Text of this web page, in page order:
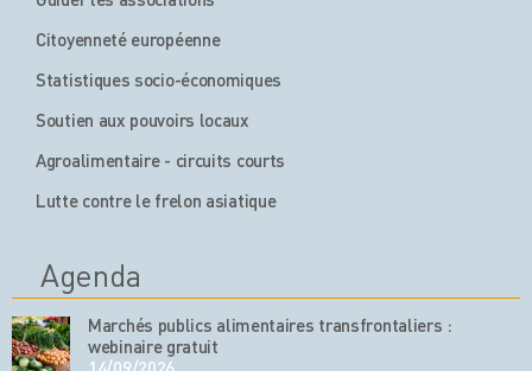
Citoyenneté européenne
Statistiques socio-économiques
Soutien aux pouvoirs locaux
Agroalimentaire - circuits courts
Lutte contre le frelon asiatique
Agenda
Marchés publics alimentaires transfrontaliers :
webinaire gratuit